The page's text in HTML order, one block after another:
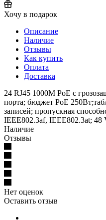
Хочу в подарок
Описание
Наличие
Отзывы
Как купить
Оплата
Доставка
24 RJ45 1000M PoE с
порта; бюджет PoE
записей; пропускная
IEEE802.3af, IEEE802.3at; 48
Наличие
Отзывы
Нет оценок
Оставить отзыв